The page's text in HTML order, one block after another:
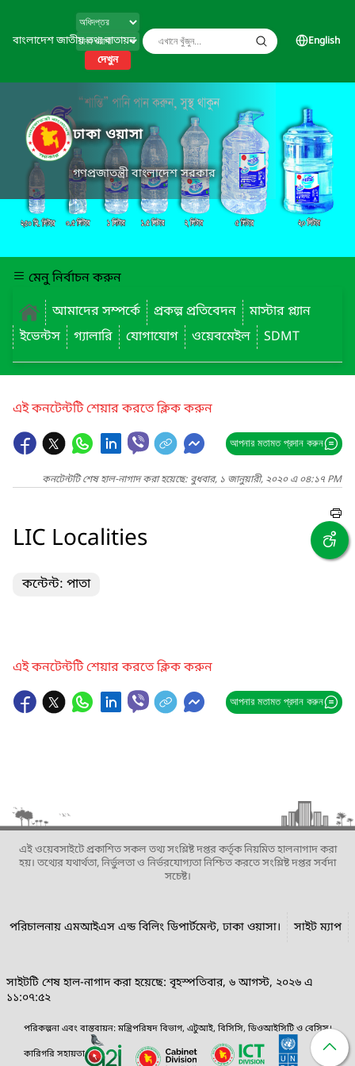
বাংলাদেশ জাতীয় তথ্য বাতায়ন
দেখুন
English
ঢাকা ওয়াসা
গণপ্রজাতন্ত্রী বাংলাদেশ সরকার
মেনু নির্বাচন করুন
আমাদের সম্পর্কে
প্রকল্প প্রতিবেদন
মাস্টার প্ল্যান
ইভেন্টস
গ্যালারি যোগাযোগ ওয়েবমেইল SDMT
এই কনটেন্টটি শেয়ার করতে ক্লিক করুন
আপনার মতামত প্রদান করুন
কনটেন্টটি শেষ হাল-নাগাদ করা হয়েছে: বুধবার, ১ জানুয়ারী, ২০২০ এ ০৪:১৭ PM
LIC Localities
কন্টেন্ট: পাতা
এই কনটেন্টটি শেয়ার করতে ক্লিক করুন
আপনার মতামত প্রদান করুন
এই ওয়েবসাইটে প্রকাশিত সকল তথ্য সংশ্লিষ্ট দপ্তর কর্তৃক নিয়মিত হালনাগাদ করা
হয়। তথ্যের যথার্থতা, নির্ভুলতা ও নির্ভরযোগ্যতা নিশ্চিত করতে সংশ্লিষ্ট দপ্তর সর্বদা
সচেষ্ট।
পরিচালনায় এমআইএস এন্ড বিলিং ডিপার্টমেন্ট, ঢাকা ওয়াসা। সাইট ম্যাপ
সাইটটি শেষ হাল-নাগাদ করা হয়েছে: বৃহস্পতিবার, ৬ আগস্ট, ২০২৬ এ
১১:০৭:৫২
পরিকল্পনা এবং বাস্তবায়ন: মন্ত্রিপরিষদ বিভাগ, এটুআই, বিসিসি, ডিওআইসিটি ও বেসিস।
কারিগরি সহায়তা